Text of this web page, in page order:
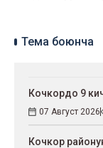
Тема боюнча
Кочкордо 9
07 Август 2026
Кочкор